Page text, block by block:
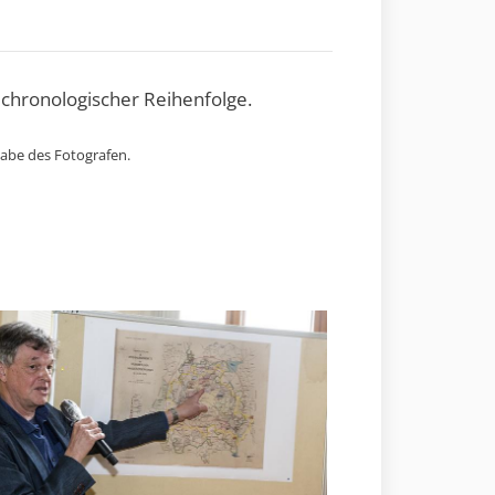
Reihenfolge.
des Fotografen.